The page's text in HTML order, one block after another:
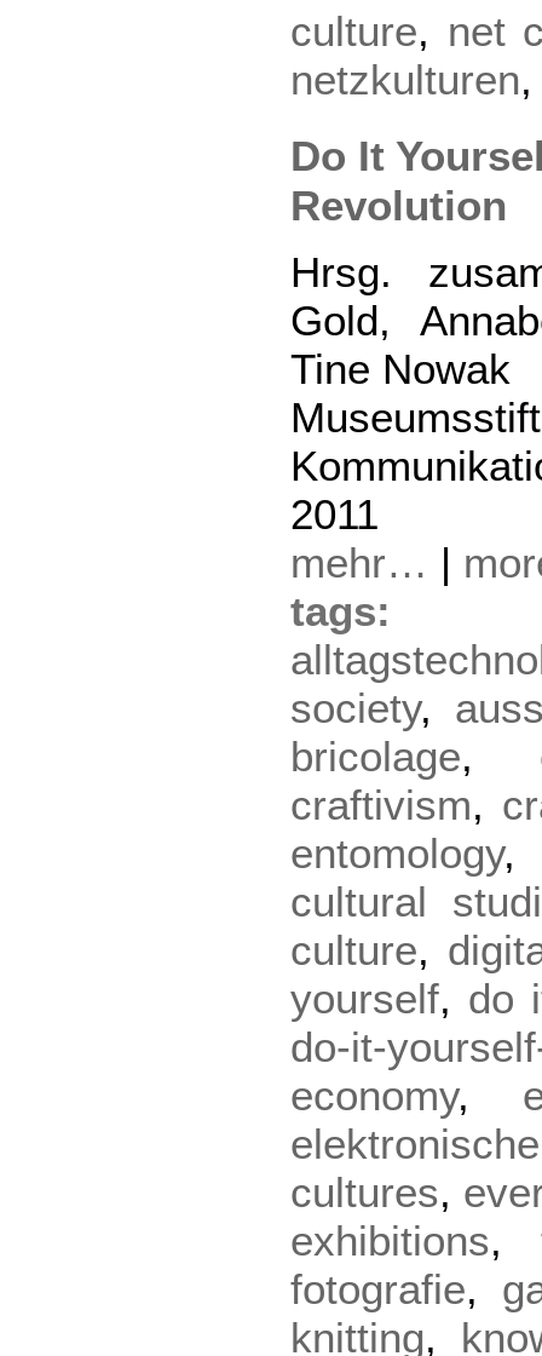
culture, net
netzkulturen
Do It
Revolution
Hrsg.
Gold,
Tine Nowak
2011
mehr… |
society,
bricolage,
craftivism,
entomology
cultural
culture,
yourself, do
do-it-
economy,
cultures,
exhibitions,
fotografie,
knitting,